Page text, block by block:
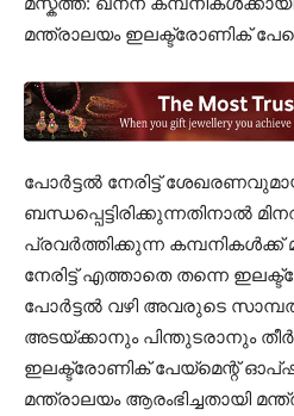
മന്ത്രാലയം ഇലക്ട്രോണിക്
പോർട്ടൽ നേരിട്ട്
ബന്ധപ്പെട്ടിരിക്കുന്നതിനാൽ
പ്രവർത്തിക്കുന്ന
നേരിട്ട് എത്താതെ തന്നെ
പോർട്ടൽ വഴി അവരുടെ
അടയ്ക്കാനും പിന്തുടരാനും
ഇലക്ട്രോണിക് പേയ്‌മെന്റ്
മന്ത്രാലയം ആരംഭിച്ചതായി